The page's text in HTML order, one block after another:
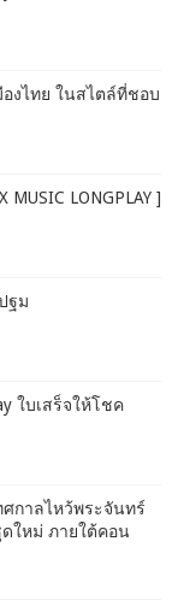
งไทย ในสไตล์ที่ชอบ
LONGPLAY ]
ฐม
ใบเสร็จให้โชค
กาลไหว้พระจันทร์
ใหม่ ภายใต้คอน